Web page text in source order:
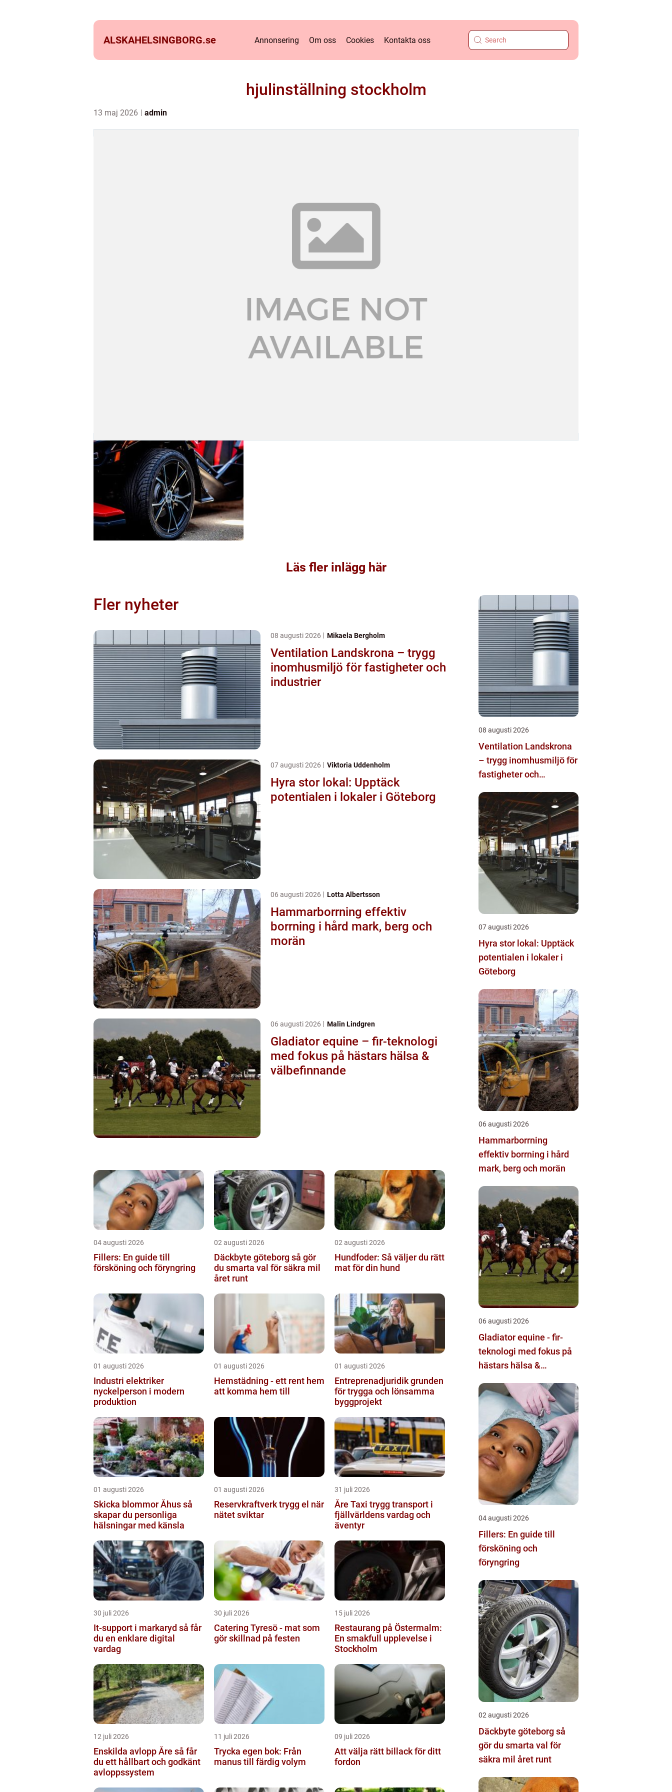
ALSKAHELSINGBORG.se Annonsering Om oss Cookies Kontakta oss
hjulinställning stockholm
13 maj 2026 admin
Läs fler inlägg här
Fler nyheter
08 augusti 2026 Mikaela Bergholm
Ventilation Landskrona – trygg
inomhusmiljö för fastigheter och
industrier
07 augusti 2026 Viktoria Uddenholm
Hyra stor lokal: Upptäck
potentialen i lokaler i Göteborg
06 augusti 2026 Lotta Albertsson
Hammarborrning effektiv
borrning i hård mark, berg och
morän
06 augusti 2026 Malin Lindgren
Gladiator equine – fir-teknologi
med fokus på hästars hälsa &
välbefinnande
04 augusti 2026
Fillers: En guide till
försköning och föryngring
02 augusti 2026
Däckbyte göteborg så gör
du smarta val för säkra mil
året runt
02 augusti 2026
Hundfoder: Så väljer du rätt
mat för din hund
01 augusti 2026
Industri elektriker
nyckelperson i modern
produktion
01 augusti 2026
Hemstädning - ett rent hem
att komma hem till
01 augusti 2026
Entreprenadjuridik grunden
för trygga och lönsamma
byggprojekt
01 augusti 2026
Skicka blommor Åhus så
skapar du personliga
hälsningar med känsla
01 augusti 2026
Reservkraftverk trygg el när
nätet sviktar
31 juli 2026
Åre Taxi trygg transport i
fjällvärldens vardag och
äventyr
30 juli 2026
It-support i markaryd så får
du en enklare digital
vardag
30 juli 2026
Catering Tyresö - mat som
gör skillnad på festen
15 juli 2026
Restaurang på Östermalm:
En smakfull upplevelse i
Stockholm
12 juli 2026
Enskilda avlopp Åre så får
du ett hållbart och godkänt
avloppssystem
11 juli 2026
Trycka egen bok: Från
manus till färdig volym
09 juli 2026
Att välja rätt billack för ditt
fordon
08 augusti 2026
Ventilation Landskrona
– trygg inomhusmiljö för
fastigheter och
07 augusti 2026
Hyra stor lokal: Upptäck
potentialen i lokaler i
Göteborg
06 augusti 2026
Hammarborrning
effektiv borrning i hård
mark, berg och morän
06 augusti 2026
Gladiator equine - fir-
teknologi med fokus på
hästars hälsa &
04 augusti 2026
Fillers: En guide till
försköning och
föryngring
02 augusti 2026
Däckbyte göteborg så
gör du smarta val för
säkra mil året runt